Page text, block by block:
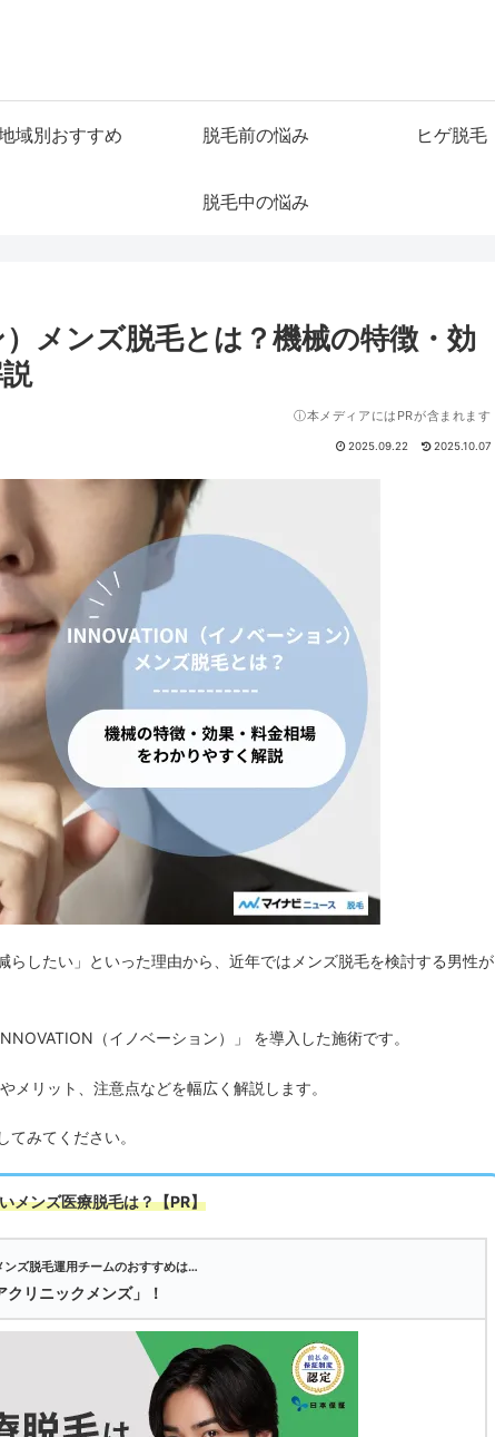
域別おすすめ 脱毛前の悩み ヒゲ脱毛
脱毛中の悩み
メンズ脱毛とは？機械の特徴・効
ⓘ本メディアにはPRが含まれます
2025.09.22 2025.10.07
らしたい」といった理由から、近年ではメンズ脱毛を検討する男性が
（イノベーション）」 を導入した施術です。
メリット、注意点などを幅広く解説します。
みてください。
メンズ医療脱毛は？【PR】
ンズ脱毛運用チームのおすすめは…
クリニックメンズ」！